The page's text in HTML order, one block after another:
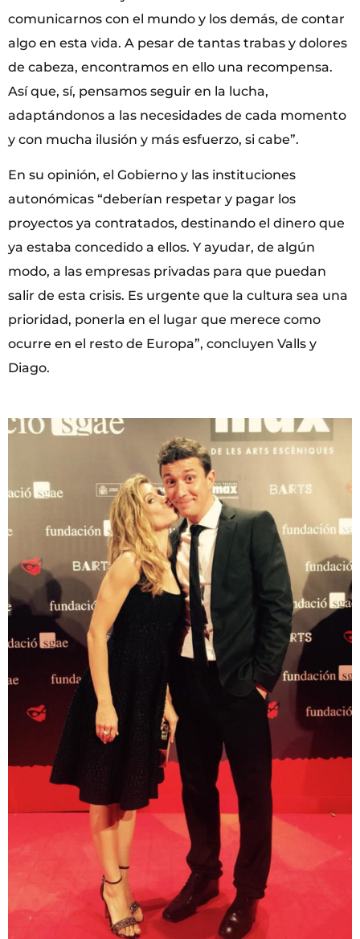
comunicarnos con el mundo y los demás, de contar
algo en esta vida. A pesar de tantas trabas y dolores
de cabeza, encontramos en ello una recompensa.
Así que, sí, pensamos seguir en la lucha,
adaptándonos a las necesidades de cada momento
y con mucha ilusión y más esfuerzo, si cabe”.
En su opinión, el Gobierno y las instituciones
autonómicas “deberían respetar y pagar los
proyectos ya contratados, destinando el dinero que
ya estaba concedido a ellos. Y ayudar, de algún
modo, a las empresas privadas para que puedan
salir de esta crisis. Es urgente que la cultura sea una
prioridad, ponerla en el lugar que merece como
ocurre en el resto de Europa”, concluyen Valls y
Diago.